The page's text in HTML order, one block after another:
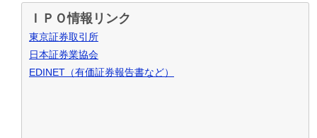
IPO投資で毎年50万円ずつ増やす目標。
～2016年目標を大きく上回り500万円の大損分を取り戻す
事が出来た。
2017年～資金も順調に増えたのでIPO投資資金を500万円
で残りの資金でIPOｾｶﾝﾀﾞﾘｰ･ﾛﾎﾞｱﾄﾞﾊﾞｲｻﾞｰ･ｿｰｼｬﾙﾚﾝﾃﾞｨﾝｸﾞ･暴
ＩＰＯ情報リンク
東京証券取引所
日本証券業協会
EDINET（有価証券報告書など）